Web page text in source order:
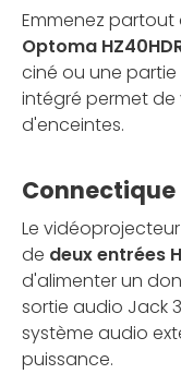
Emmenez
Optoma
ciné ou une
intégré permet de
d'enceintes.
Connectique
Le vidéoprojecteur
de deux entrées
d'alimenter un
sortie audio Jack
système audio
puissance.